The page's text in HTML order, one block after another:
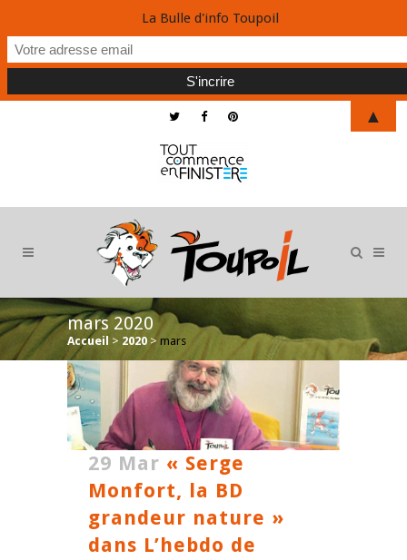
mars 2020
Accueil > 2020 > mars
29 Mar « Serge
Monfort, la BD
grandeur nature »
dans L’hebdo de
La Bulle d'info Toupoil
▲